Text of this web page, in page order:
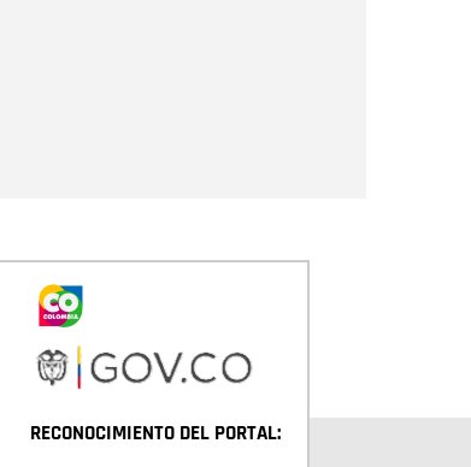
RECONOCIMIENTO DEL PORTAL: